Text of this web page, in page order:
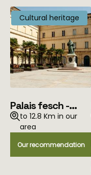
Cultural heritage
Palais fesch -
musee des beaux
arts
to 12.8 Km in our
area
Our recommendation